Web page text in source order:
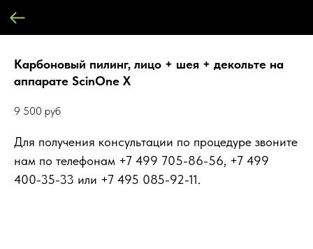
Карбоновый пилинг, лицо + шея + декольте на
аппарате ScinOne X
9 500 руб
Для получения консультации по процедуре звоните
нам по телефонам +7 499 705-86-56, +7 499
400-35-33 или +7 495 085-92-11.